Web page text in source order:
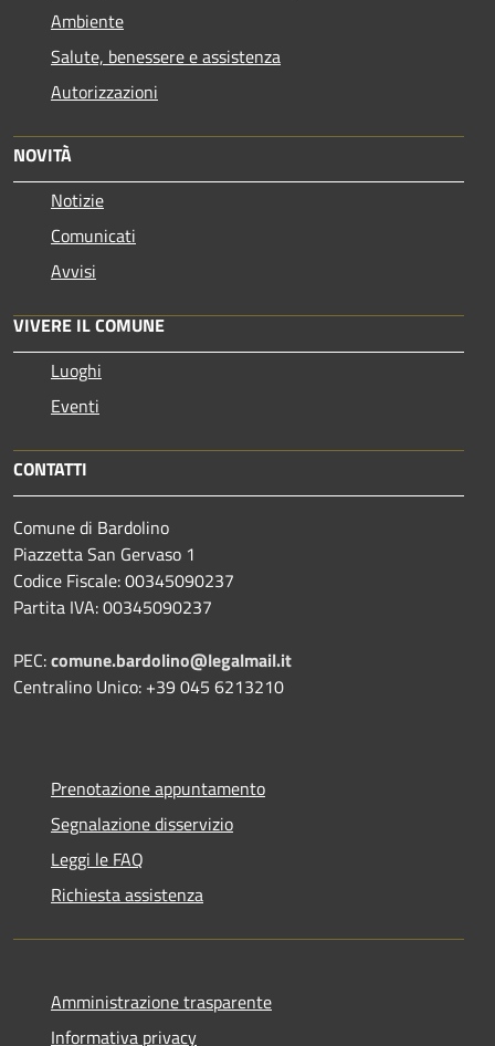
Ambiente
Salute, benessere e assistenza
Autorizzazioni
NOVITÀ
Notizie
Comunicati
Avvisi
VIVERE IL COMUNE
Luoghi
Eventi
CONTATTI
Comune di Bardolino
Piazzetta San Gervaso 1
Codice Fiscale: 00345090237
Partita IVA: 00345090237
PEC:comune.bardolino@legalmail.it
Centralino Unico: +39 045 6213210
Prenotazione appuntamento
Segnalazione disservizio
Leggi le FAQ
Richiesta assistenza
Amministrazione trasparente
Informativa privacy